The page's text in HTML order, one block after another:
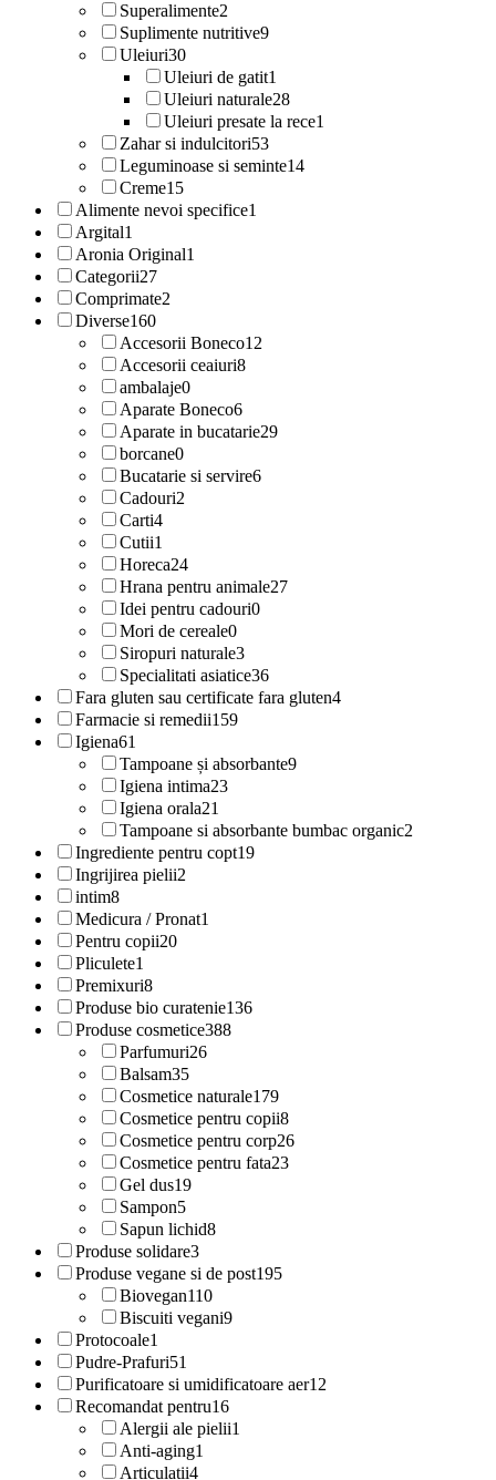
Superalimente2
Suplimente nutritive9
Uleiuri30
Uleiuri de gatit1
Uleiuri naturale28
Uleiuri presate la rece1
Zahar si indulcitori53
Leguminoase si seminte14
Creme15
Alimente nevoi specifice1
Argital1
Aronia Original1
Categorii27
Comprimate2
Diverse160
Accesorii Boneco12
Accesorii ceaiuri8
ambalaje0
Aparate Boneco6
Aparate in bucatarie29
borcane0
Bucatarie si servire6
Cadouri2
Carti4
Cutii1
Horeca24
Hrana pentru animale27
Idei pentru cadouri0
Mori de cereale0
Siropuri naturale3
Specialitati asiatice36
Fara gluten sau certificate fara gluten4
Farmacie si remedii159
Igiena61
Tampoane și absorbante9
Igiena intima23
Igiena orala21
Tampoane si absorbante bumbac organic2
Ingrediente pentru copt19
Ingrijirea pielii2
intim8
Medicura / Pronat1
Pentru copii20
Pliculete1
Premixuri8
Produse bio curatenie136
Produse cosmetice388
Parfumuri26
Balsam35
Cosmetice naturale179
Cosmetice pentru copii8
Cosmetice pentru corp26
Cosmetice pentru fata23
Gel dus19
Sampon5
Sapun lichid8
Produse solidare3
Produse vegane si de post195
Biovegan110
Biscuiti vegani9
Protocoale1
Pudre-Prafuri51
Purificatoare si umidificatoare aer12
Recomandat pentru16
Alergii ale pielii1
Anti-aging1
Articulatii4